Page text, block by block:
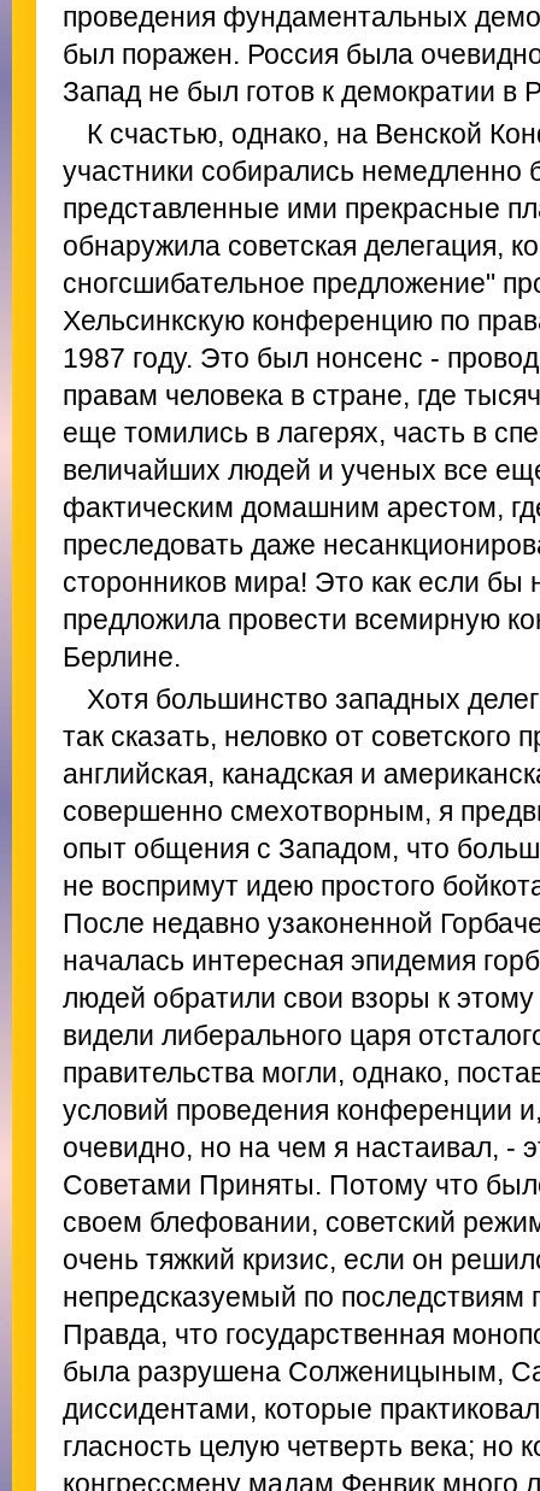
проведения фундаментальных
был поражен. Россия была
Запад не был готов к демократии в
К счастью, однако, на Венской
участники собирались немедленно
представленные ими прекрасные
обнаружила советская делегация,
сногсшибательное предложение"
Хельсинкскую конференцию по
1987 году. Это был нонсенс -
правам человека в стране, где
еще томились в лагерях, часть в
величайших людей и ученых все
фактическим домашним арестом,
преследовать даже
сторонников мира! Это как если бы
предложила провести всемирную
Берлине.
Хотя большинство западных
так сказать, неловко от советского
английская, канадская и
совершенно смехотворным, я
опыт общения с Западом, что
не воспримут идею простого
После недавно узаконенной
началась интересная эпидемия
людей обратили свои взоры к этому
видели либерального царя
правительства могли, однако,
условий проведения конференции
очевидно, но на чем я настаивал, -
Советами Приняты. Потому что
своем блефовании, советский
очень тяжкий кризис, если он
непредсказуемый по последствиям
Правда, что государственная
была разрушена Солженицыным,
диссидентами, которые
гласность целую четверть века; но
конгрессмену мадам Фенвик много